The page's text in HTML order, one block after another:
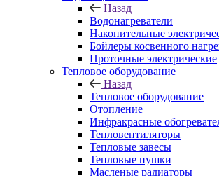
Назад
Водонагреватели
Накопительные
Бойлеры косвенного
Проточные электрические
Тепловое оборудование
Назад
Тепловое оборудование
Отопление
Инфракрасные
Тепловентиляторы
Тепловые завесы
Тепловые пушки
Масленые радиаторы